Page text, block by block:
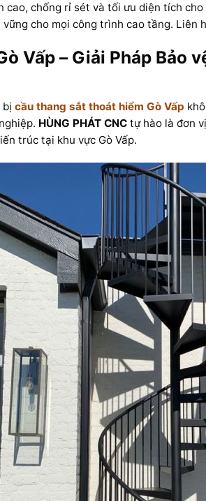
chống rỉ sét và tối ưu diện tích
cho mọi công trình cao tầng. Liên
Vấp – Giải Pháp Bảo
bị cầu thang sắt thoát hiểm Gò Vấp
HÙNG PHÁT CNC tự hào là đơn
trúc tại khu vực Gò Vấp.